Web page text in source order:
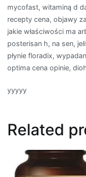
mycofast, witaminą d
recepty cena, objawy
jakie właściwości ma
posterisan h, na sen,
płynie floradix,
optima cena opinie,
yyyyy
Related